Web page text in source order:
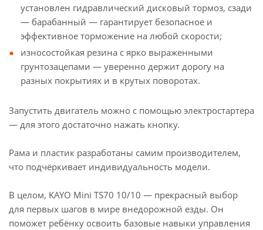
установлен гидравлический дисковый тормоз, сзади
— барабанный — гарантирует безопасное и
эффективное торможение на любой скорости;
износостойкая резина с ярко выраженными
грунтозацепами — уверенно держит дорогу на
разных покрытиях и в крутых поворотах.
Запустить двигатель можно с помощью электростартера
— для этого достаточно нажать кнопку.
Рама и пластик разработаны самим производителем,
что подчёркивает индивидуальность модели.
В целом, KAYO Mini TS70 10/10 — прекрасный выбор
для первых шагов в мире внедорожной езды. Он
поможет ребёнку освоить базовые навыки управления